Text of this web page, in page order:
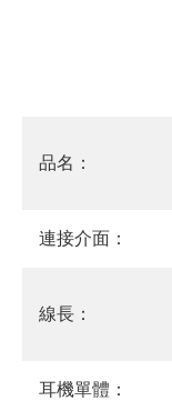
品名：
連接介面：
線長：
耳機單體：